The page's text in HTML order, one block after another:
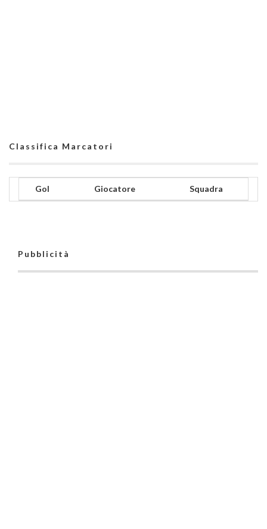
Classifica Marcatori
Gol Giocatore Squadra
Pubblicità